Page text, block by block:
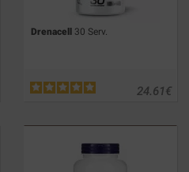
Drenacell 30 Serv.
€
24.61